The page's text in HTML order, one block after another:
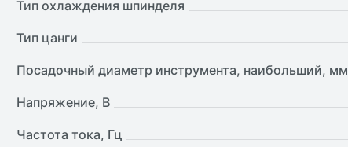
Тип охлаждения шпинделя
Тип цанги
Посадочный диаметр инструмента, наибольший, мм
Напряжение, В
Частота тока, Гц